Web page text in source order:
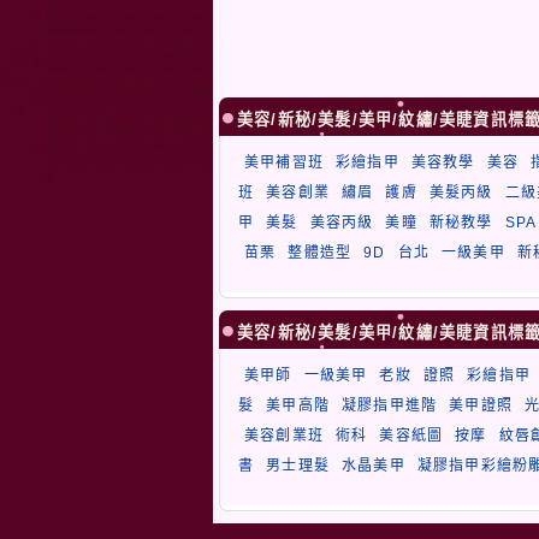
美容/新秘/美髮/美甲/紋繡/美睫資訊標
美甲補習班 彩繪指甲 美容教學 美容
班
美容創業 繡眉 護膚 美髮丙級
二
甲
美髮 美容丙級 美瞳 新秘教學
SPA
苗栗
整體造型 9D 台北 一級美甲 新
美容/新秘/美髮/美甲/紋繡/美睫資訊標
美甲師 一級美甲 老妝 證照
彩繪指甲
髮
美甲高階 凝膠指甲進階 美甲證照
美容創業班
術科 美容紙圖 按摩
紋唇
書
男士理髮 水晶美甲 凝膠指甲彩繪粉